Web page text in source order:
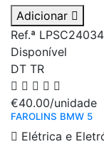
Adicionar
Ref.ª
Disponível
DT TR
€40.00/unidade
FAROLINS BMW 5
Elétrica e